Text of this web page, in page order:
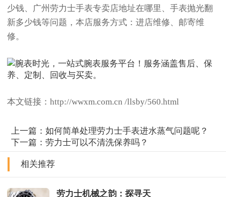
少钱、广州劳力士手表专卖店地址在哪里、手表抛光翻
新多少钱等问题，本店服务方式：进店维修、邮寄维
修。
本文链接：http://wwxm.com.cn /llsby/560.html
上一篇：如何简单处理劳力士手表进水蒸气问题呢？
下一篇：劳力士可以不清洗保养吗？
相关推荐
劳力士机械之韵：探寻天